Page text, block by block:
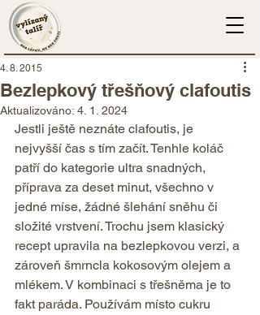
Bezlepkový třešňový clafoutis
4. 8. 2015
Aktualizováno: 4. 1. 2024
Jestli ještě neznáte clafoutis, je
nejvyšší čas s tím začít. Tenhle koláč
patří do kategorie ultra snadných,
příprava za deset minut, všechno v
jedné míse, žádné šlehání sněhu či
složité vrstvení. Trochu jsem klasický
recept upravila na bezlepkovou verzi, a
zároveň šmrncla kokosovým olejem a
mlékem. V kombinaci s třešněma je to
fakt paráda. Používám místo cukru